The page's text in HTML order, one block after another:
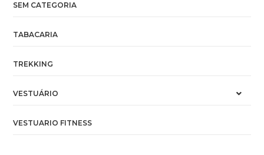
SEM CATEGORIA
TABACARIA
TREKKING
VESTUÁRIO
VESTUARIO FITNESS